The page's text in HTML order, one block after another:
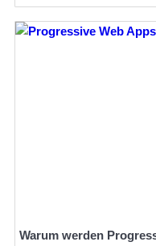
Warum werden